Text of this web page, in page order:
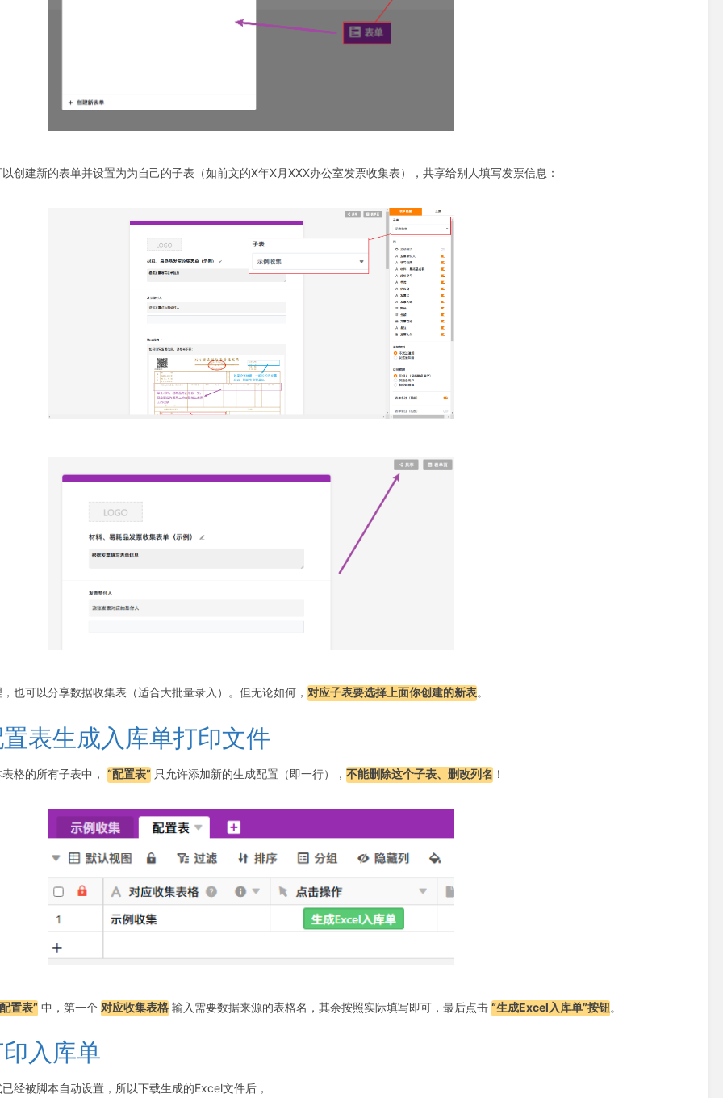
创建新的表单并设置为为自己的子表（如前文的X年X月XXX办公室发票收集表），共享给别人填写发票信息：
也可以分享数据收集表（适合大批量录入）。但无论如何， 对应子表要选择上面你创建的新表。
表生成入库单打印文件
表格的所有子表中，“配置表” 只允许添加新的生成配置（即一行），不能删除这个子表、删改列名 ！
置表” 中，第一个 对应收集表格 输入需要数据来源的表格名，其余按照实际填写即可，最后点击“生成Excel入库单”按钮。
入库单
经被脚本自动设置，所以下载生成的Excel文件后，